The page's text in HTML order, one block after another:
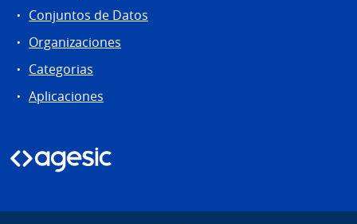
Conjuntos de Datos
Organizaciones
Categorias
Aplicaciones